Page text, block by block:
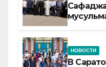
НОВОСТИ
В